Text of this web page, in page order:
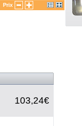
Prix
103,24€